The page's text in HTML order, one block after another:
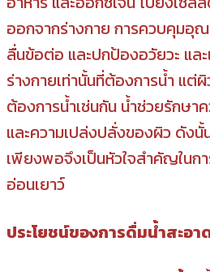
ออกจากร่างกาย การควบคุมอุ
ลื่นข้อต่อ และปกป้องอวัยวะ แล
ร่างกายเท่านั้นที่ต้องการน้ำ แต่
ต้องการน้ำเช่นกัน น้ำช่วยรักษ
และความเปล่งปลั่งของผิว ดังนั้
เพียงพอจึงเป็นหัวใจสำคัญในก
อ่อนเยาว์
ประโยชน์ของการดื่มน้ำสะอา